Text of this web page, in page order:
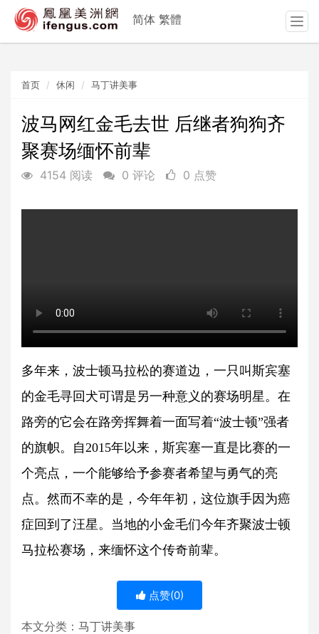
首页 休闲 马丁讲美事
波马网红金毛去世 后继者狗狗齐
聚赛场缅怀前辈
4154 阅读 0 评论 0 点赞
多年来，波士顿马拉松的赛道边，一只叫斯宾塞
的金毛寻回犬可谓是另一种意义的赛场明星。在
路旁的它会在路旁挥舞着一面写着“波士顿”强者
的旗帜。自2015年以来，斯宾塞一直是比赛的一
个亮点，一个能够给予参赛者希望与勇气的亮
点。然而不幸的是，今年年初，这位旗手因为癌
症回到了汪星。当地的小金毛们今年齐聚波士顿
马拉松赛场，来缅怀这个传奇前辈。
点赞(0)
本文分类： 马丁讲美事
简体 繁體
T
o
t